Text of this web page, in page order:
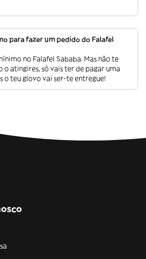
para fazer um pedido do Falafel
no Falafel Sababa. Mas não te
o atingires, só vais ter de pagar uma
o teu glovo vai ser-te entregue!